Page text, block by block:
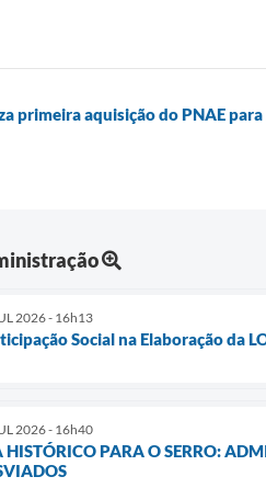
primeira aquisição do PNAE para
2026 - 16h13
Social na Elaboração da
2026 - 16h40
HISTÓRICO PARA O SERRO: